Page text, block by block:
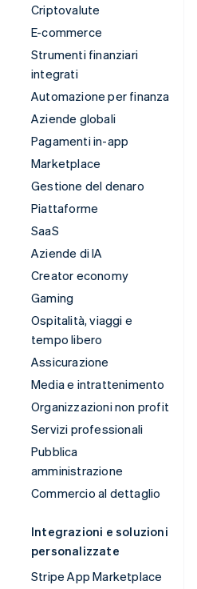
Criptovalute
E-commerce
Strumenti finanziari
integrati
Automazione per finanza
Aziende globali
Pagamenti in-app
Marketplace
Gestione del denaro
Piattaforme
SaaS
Aziende di IA
Creator economy
Gaming
Ospitalità, viaggi e
tempo libero
Assicurazione
Media e intrattenimento
Organizzazioni non profit
Servizi professionali
Pubblica
amministrazione
Commercio al dettaglio
Integrazioni e soluzioni
personalizzate
Stripe App Marketplace